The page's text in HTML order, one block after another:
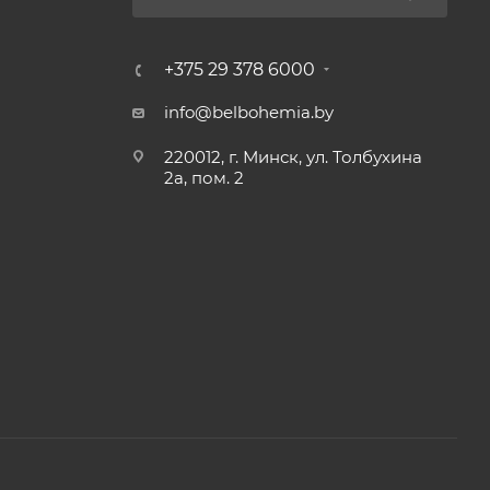
+375 29 378 6000
info@belbohemia.by
220012, г. Минск, ул. Толбухина
2а, пом. 2